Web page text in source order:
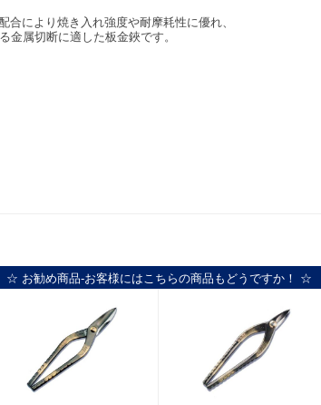
合により焼き入れ強度や耐摩耗性に優れ、
金属切断に適した板金鋏です。
☆ お勧め商品-お客様にはこちらの商品もどうですか！ ☆